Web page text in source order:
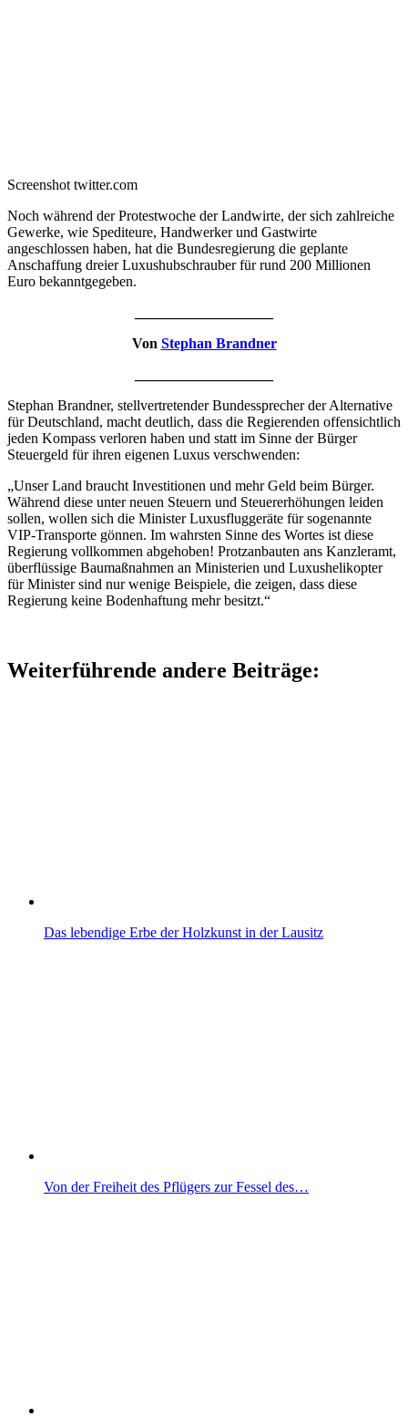
Screenshot twitter.com
Noch während der Protestwoche der Landwirte, der sich zahlreiche
Gewerke, wie Spediteure, Handwerker und Gastwirte
angeschlossen haben, hat die Bundesregierung die geplante
Anschaffung dreier Luxushubschrauber für rund 200 Millionen
Euro bekanntgegeben.
Von Stephan Brandner
Stephan Brandner, stellvertretender Bundessprecher der Alternative
für Deutschland, macht deutlich, dass die Regierenden offensichtlich
jeden Kompass verloren haben und statt im Sinne der Bürger
Steuergeld für ihren eigenen Luxus verschwenden:
„Unser Land braucht Investitionen und mehr Geld beim Bürger.
Während diese unter neuen Steuern und Steuererhöhungen leiden
sollen, wollen sich die Minister Luxusfluggeräte für sogenannte
VIP-Transporte gönnen. Im wahrsten Sinne des Wortes ist diese
Regierung vollkommen abgehoben! Protzanbauten ans Kanzleramt,
überflüssige Baumaßnahmen an Ministerien und Luxushelikopter
für Minister sind nur wenige Beispiele, die zeigen, dass diese
Regierung keine Bodenhaftung mehr besitzt.“
Weiterführende andere Beiträge:
Das lebendige Erbe der Holzkunst in der Lausitz
Von der Freiheit des Pflügers zur Fessel des…